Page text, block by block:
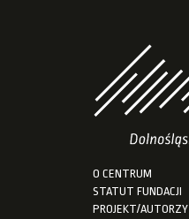
O CENTRUM
STATUT FUNDACJI
PROJEKT/AUTORZY